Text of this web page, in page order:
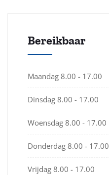
Bereikbaar
Maandag 8.00 - 17.00
Dinsdag 8.00 - 17.00
Woensdag 8.00 - 17.00
Donderdag 8.00 - 17.00
Vrijdag 8.00 - 17.00